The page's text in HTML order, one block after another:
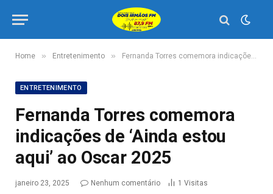
Home » Entretenimento » Fernanda Torres comemora indicações de ‘Ainda estou aqui’ ao Oscar 2025
ENTRETENIMENTO
Fernanda Torres comemora
indicações de ‘Ainda estou
aqui’ ao Oscar 2025
janeiro 23, 2025 Nenhum comentário 1 Visitas